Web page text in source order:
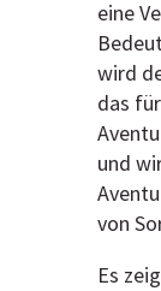
eine
wird
das
und
von
Es